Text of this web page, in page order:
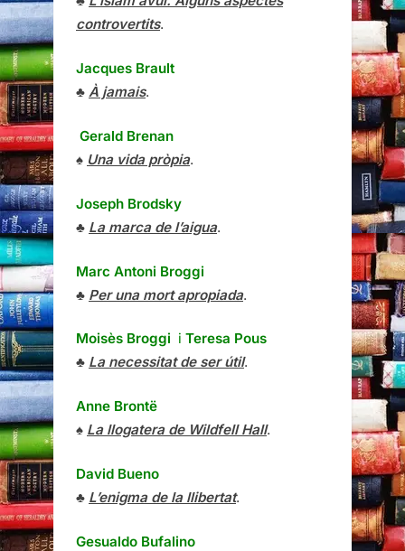
controvertits.
Jacques Brault
♣ À jamais.
Gerald Brenan
♠ Una vida pròpia.
Joseph Brodsky
♣ La marca de l’aigua.
Marc Antoni Broggi
♣ Per una mort apropiada.
Moisès Broggi i Teresa Pous
♣ La necessitat de ser útil.
Anne Brontë
♠ La llogatera de Wildfell Hall.
David Bueno
♣ L’enigma de la llibertat.
Gesualdo Bufalino